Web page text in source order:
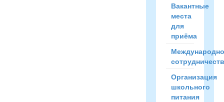
Вакантные
места
для
приёма
Организация
школьного
питания